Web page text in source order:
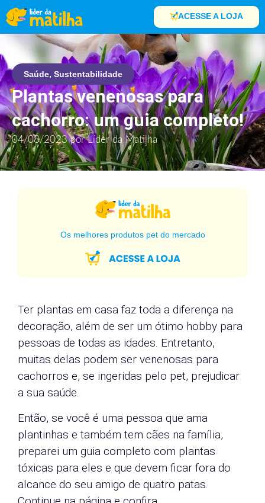
ACESSE A LOJA
Saúde, Sustentabilidade
Plantas venenosas para
cachorro: um guia completo!
04/08/2023 porLíder da Matilha
Os melhores produtos pet do mercado
Ter plantas em casa faz toda a diferença na
decoração, além de ser um ótimo hobby para
pessoas de todas as idades. Entretanto,
muitas delas podem ser venenosas para
cachorros e, se ingeridas pelo pet, prejudicar
a sua saúde.
Então, se você é uma pessoa que ama
plantinhas e também tem cães na família,
preparei um guia completo com plantas
tóxicas para eles e que devem ficar fora do
alcance do seu amigo de quatro patas.